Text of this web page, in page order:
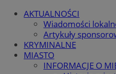
AKTUALNOŚCI
Wiadomości
Artykuły
KRYMINALNE
MIASTO
INFORMACJE O